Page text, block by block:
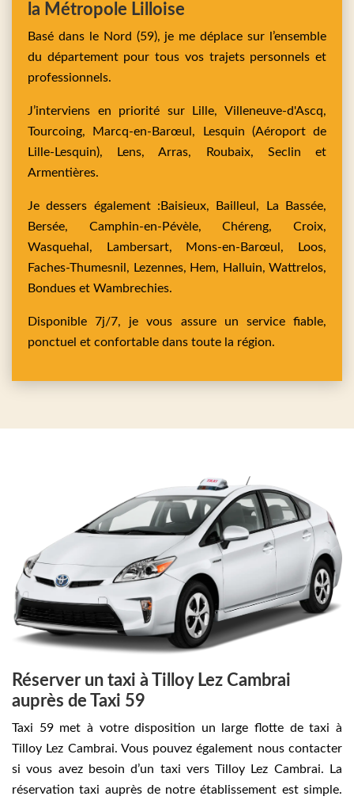
la Métropole Lilloise
Basé dans le Nord (59), je me déplace sur l’ensemble
du département pour tous vos trajets personnels et
professionnels.
J’interviens en priorité surLille,Villeneuve-d'Ascq,
Tourcoing,
Marcq-en-Barœul, Lesquin (Aéroport de
Lille-Lesquin), Lens,Arras, Roubaix, Seclin et
Armentières.
Je dessers également : Baisieux, Bailleul,
La Bassée,
Bersée, Camphin-en-Pévèle,Chéreng,Croix,
Wasquehal,
Lambersart, Mons-en-Barœul,
Loos,
Faches-Thumesnil, Lezennes, Hem, Halluin, Wattrelos,
Bondues et Wambrechies.
Disponible 7j/7, je vous assure un service fiable,
ponctuel et confortable dans toute la région.
Réserver un taxi à Tilloy Lez Cambrai
auprès de Taxi 59
Taxi 59 met à votre disposition un large flotte de taxi à
Tilloy Lez Cambrai. Vous pouvez également nous contacter
si vous avez besoin d’un taxi vers Tilloy Lez Cambrai. La
réservation taxi auprès de notre établissement est simple.